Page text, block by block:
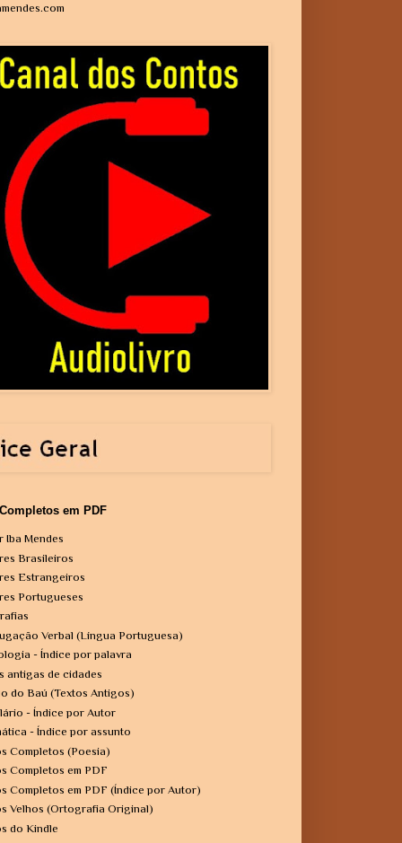
em PDF
Iba Mendes
Brasileiros
Estrangeiros
Portugueses
Verbal (Língua Portuguesa)
- Índice por palavra
antigas de cidades
do Baú (Textos Antigos)
- Índice por Autor
- Índice por assunto
Completos (Poesia)
Completos em PDF
Completos em PDF (Índice por Autor)
Velhos (Ortografia Original)
do Kindle